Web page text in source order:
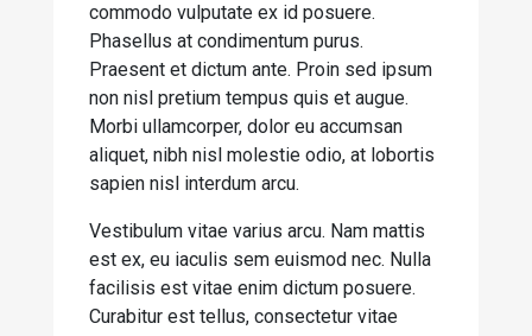
commodo vulputate ex id posuere.
Phasellus at condimentum purus.
Praesent et dictum ante. Proin sed ipsum
non nisl pretium tempus quis et augue.
Morbi ullamcorper, dolor eu accumsan
aliquet, nibh nisl molestie odio, at lobortis
sapien nisl interdum arcu.
Vestibulum vitae varius arcu. Nam mattis
est ex, eu iaculis sem euismod nec. Nulla
facilisis est vitae enim dictum posuere.
Curabitur est tellus, consectetur vitae